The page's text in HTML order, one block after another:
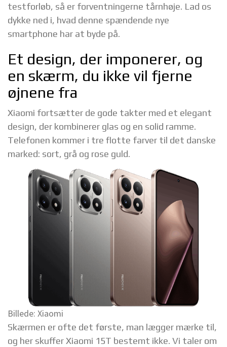
testforløb, så er forventningerne tårnhøje. Lad os
dykke ned i, hvad denne spændende nye
smartphone har at byde på.
Et design, der imponerer, og
en skærm, du ikke vil fjerne
øjnene fra
Xiaomi fortsætter de gode takter med et elegant
design, der kombinerer glas og en solid ramme.
Telefonen kommer i tre flotte farver til det danske
marked: sort, grå og rose guld.
Billede: Xiaomi
Skærmen er ofte det første, man lægger mærke til,
og her skuffer Xiaomi 15T bestemt ikke. Vi taler om